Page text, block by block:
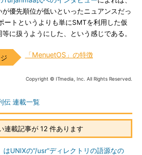
優先順位が低いといったニュアンスだっ
ートというよりも単にSMTを利用した仮
に扱うようにした、という感じである。
「MenuetOS」の特徴
Copyright © ITmedia, Inc. All Rights Reserved.
伝 連載一覧
連載記事が 12 件あります
はUNIXの“/usr”ディレクトリの語源なの